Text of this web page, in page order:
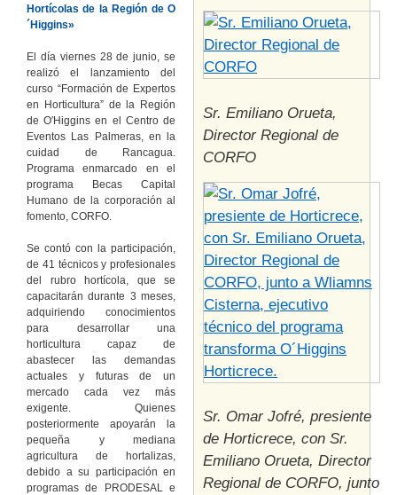
Sr. Emiliano Orueta,
Director Regional de
CORFO
Sr. Omar Jofré, presiente
de Horticrece, con Sr.
Emiliano Orueta, Director
Regional de CORFO, junto
Hortícolas de la Región de O
´Higgins»
El día viernes 28 de junio, se
realizó el lanzamiento del
curso “Formación de Expertos
en Horticultura” de la Región
de O′Higgins en el Centro de
Eventos Las Palmeras, en la
cuidad de Rancagua.
Programa enmarcado en el
programa Becas Capital
Humano de la corporación al
fomento, CORFO.
Se contó con la participación,
de 41 técnicos y profesionales
del rubro hortícola, que se
capacitarán durante 3 meses,
adquiriendo conocimientos
para desarrollar una
horticultura capaz de
abastecer las demandas
actuales y futuras de un
mercado cada vez más
exigente. Quienes
posteriormente apoyarán la
pequeña y mediana
agricultura de hortalizas,
debido a su participación en
programas de PRODESAL e